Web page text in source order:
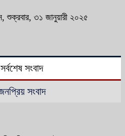
৩১ জানুয়ারী ২০২৫
সর্বশেষ সংবাদ
সংবাদ